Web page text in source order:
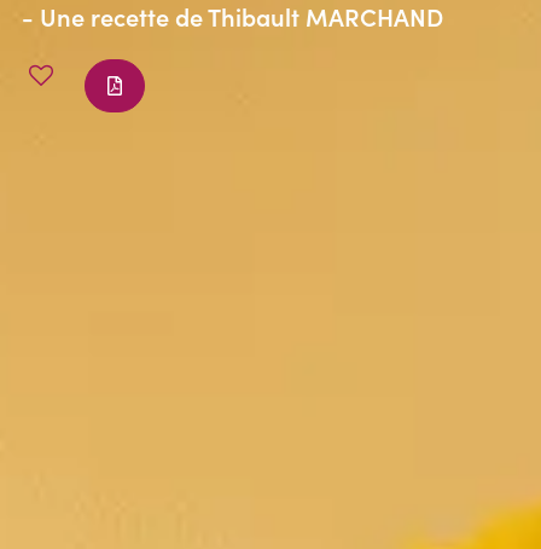
- Une recette deThibault MARCHAND